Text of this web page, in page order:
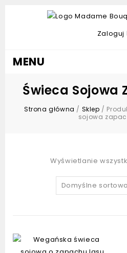
Zaloguj
MENU
Świeca Sojowa
Strona główna / Sklep /
sojowa
Wyświetlanie
Domyślne